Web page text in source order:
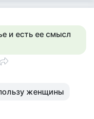
и есть ее смысл
женщины